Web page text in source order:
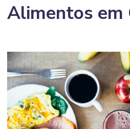
Alimentos em